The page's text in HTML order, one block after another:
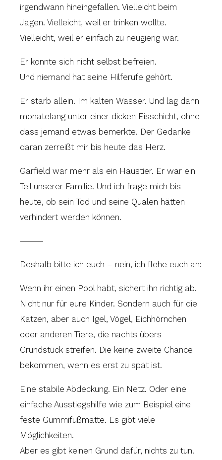
irgendwann hineingefallen. Vielleicht beim
Jagen. Vielleicht, weil er trinken wollte.
Vielleicht, weil er einfach zu neugierig war.
Er konnte sich nicht selbst befreien.
Und niemand hat seine Hilferufe gehört.
Er starb allein. Im kalten Wasser. Und lag dann
monatelang unter einer dicken Eisschicht, ohne
dass jemand etwas bemerkte. Der Gedanke
daran zerreißt mir bis heute das Herz.
Garfield war mehr als ein Haustier. Er war ein
Teil unserer Familie. Und ich frage mich bis
heute, ob sein Tod und seine Qualen hätten
verhindert werden können.
⸻
Deshalb bitte ich euch – nein, ich flehe euch an:
Wenn ihr einen Pool habt, sichert ihn richtig ab.
Nicht nur für eure Kinder. Sondern auch für die
Katzen, aber auch Igel, Vögel, Eichhörnchen
oder anderen Tiere, die nachts übers
Grundstück streifen. Die keine zweite Chance
bekommen, wenn es erst zu spät ist.
Eine stabile Abdeckung. Ein Netz. Oder eine
einfache Ausstiegshilfe wie zum Beispiel eine
feste Gummifußmatte. Es gibt viele
Möglichkeiten.
Aber es gibt keinen Grund dafür, nichts zu tun.